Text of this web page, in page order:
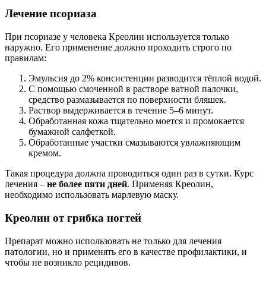
Лечение псориаза
При псориазе у человека Креолин используется только
наружно. Его применение должно проходить строго по
правилам:
Эмульсия до 2% консистенции разводится тёплой водой.
С помощью смоченной в растворе ватной палочки,
средство размазывается по поверхности бляшек.
Раствор выдерживается в течение 5–6 минут.
Обработанная кожа тщательно моется и промокается
бумажной салфеткой.
Обработанные участки смазываются увлажняющим
кремом.
Такая процедура должна проводиться один раз в сутки. Курс
лечения – не более пяти дней. Применяя Креолин,
необходимо использовать марлевую маску.
Креолин от грибка ногтей
Препарат можно использовать не только для лечения
патологии, но и применять его в качестве профилактики, и
чтобы не возникло рецидивов.